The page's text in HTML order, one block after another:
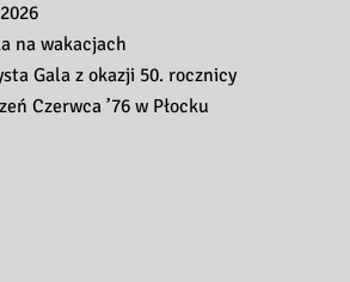
na wakacjach
Gala z okazji 50. rocznicy
Czerwca ’76 w Płocku